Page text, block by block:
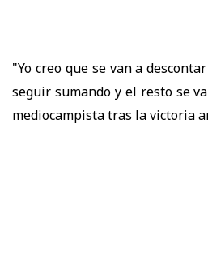
"Yo creo que se van a
seguir sumando y el resto se
mediocampista tras la victoria